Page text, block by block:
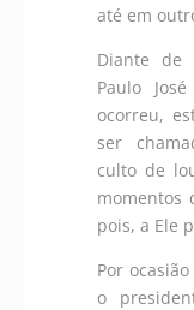
até em
Diante de
Paulo
ocorreu,
ser
culto de
momentos
pois, a Ele
Por
o